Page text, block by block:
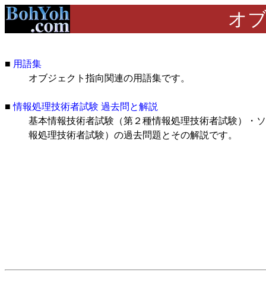
オ
■ 用語集
オブジェクト指向関連の用語集です。
■情報処理技術者試験 過去問と解説
基本情報技術者試験（第２種情報処理技術者試験）・
報処理技術者試験）の過去問題とその解説です。